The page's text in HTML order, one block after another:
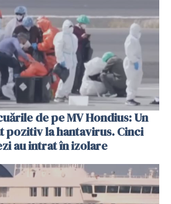
de pe MV Hondius: Un
pozitiv la hantavirus. Cinci
au intrat în izolare